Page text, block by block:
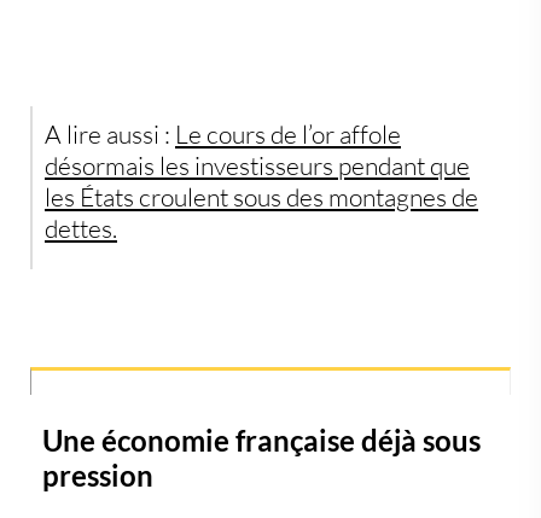
A lire aussi : Le cours de l’or affole
désormais les investisseurs pendant que
les États croulent sous des montagnes de
dettes.
Une économie française déjà sous
pression